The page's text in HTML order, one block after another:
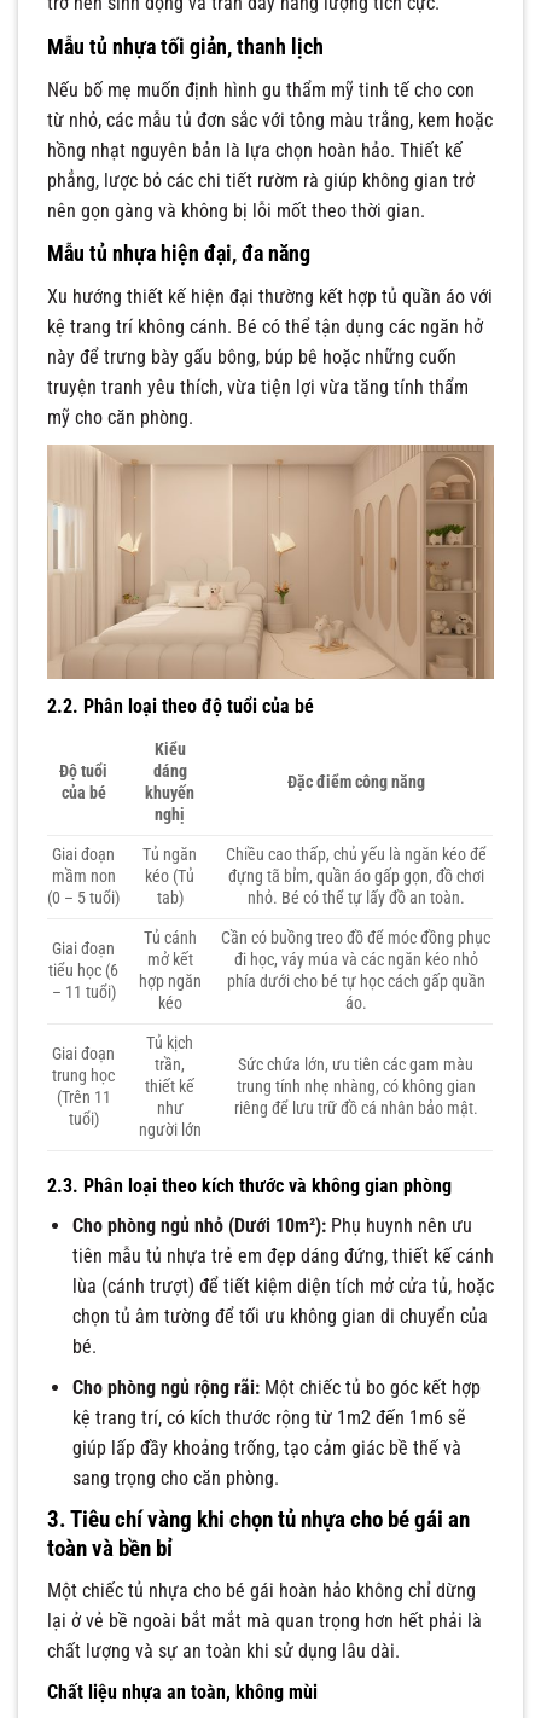
Mẫu tủ nhựa tối giản, thanh lịch
Nếu bố mẹ muốn định hình gu thẩm mỹ tinh tế cho con
từ nhỏ, các mẫu tủ đơn sắc với tông màu trắng, kem hoặc
hồng nhạt nguyên bản là lựa chọn hoàn hảo. Thiết kế
phẳng, lược bỏ các chi tiết rườm rà giúp không gian trở
nên gọn gàng và không bị lỗi mốt theo thời gian.
Mẫu tủ nhựa hiện đại, đa năng
Xu hướng thiết kế hiện đại thường kết hợp tủ quần áo với
kệ trang trí không cánh. Bé có thể tận dụng các ngăn hở
này để trưng bày gấu bông, búp bê hoặc những cuốn
truyện tranh yêu thích, vừa tiện lợi vừa tăng tính thẩm
mỹ cho căn phòng.
2.2. Phân loại theo độ tuổi của bé
Độ tuổi
của bé
Kiểu
dáng
khuyến
nghị
Đặc điểm công năng
Giai đoạn
mầm non
(0 – 5 tuổi)
Tủ ngăn
kéo (Tủ
tab)
Chiều cao thấp, chủ yếu là ngăn kéo để
đựng tã bỉm, quần áo gấp gọn, đồ chơi
nhỏ. Bé có thể tự lấy đồ an toàn.
Giai đoạn
tiểu học (6
– 11 tuổi)
Tủ cánh
mở kết
hợp ngăn
kéo
Cần có buồng treo đồ để móc đồng phục
đi học, váy múa và các ngăn kéo nhỏ
phía dưới cho bé tự học cách gấp quần
áo.
Giai đoạn
trung học
(Trên 11
tuổi)
Tủ kịch
trần,
thiết kế
như
người lớn
Sức chứa lớn, ưu tiên các gam màu
trung tính nhẹ nhàng, có không gian
riêng để lưu trữ đồ cá nhân bảo mật.
2.3. Phân loại theo kích thước và không gian phòng
Cho phòng ngủ nhỏ (Dưới 10m²):Phụ huynh nên ưu
tiên mẫu tủ nhựa trẻ em đẹp dáng đứng, thiết kế cánh
lùa (cánh trượt) để tiết kiệm diện tích mở cửa tủ, hoặc
chọn tủ âm tường để tối ưu không gian di chuyển của
bé.
Cho phòng ngủ rộng rãi:Một chiếc tủ bo góc kết hợp
kệ trang trí, có kích thước rộng từ 1m2 đến 1m6 sẽ
giúp lấp đầy khoảng trống, tạo cảm giác bề thế và
sang trọng cho căn phòng.
3. Tiêu chí vàng khi chọn tủ nhựa cho bé gái an
toàn và bền bỉ
Một chiếc tủ nhựa cho bé gái hoàn hảo không chỉ dừng
lại ở vẻ bề ngoài bắt mắt mà quan trọng hơn hết phải là
chất lượng và sự an toàn khi sử dụng lâu dài.
Chất liệu nhựa an toàn, không mùi